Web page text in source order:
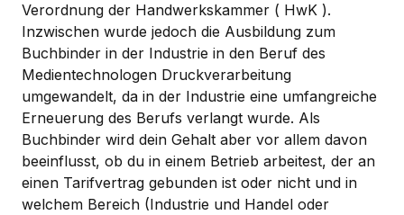
Verordnung der Handwerkskammer ( HwK ).
Inzwischen wurde jedoch die Ausbildung zum
Buchbinder in der Industrie in den Beruf des
Medientechnologen Druckverarbeitung
umgewandelt, da in der Industrie eine umfangreiche
Erneuerung des Berufs verlangt wurde. Als
Buchbinder wird dein Gehalt aber vor allem davon
beeinflusst, ob du in einem Betrieb arbeitest, der an
einen Tarifvertrag gebunden ist oder nicht und in
welchem Bereich (Industrie und Handel oder